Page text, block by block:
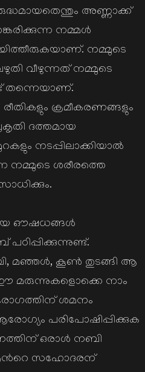
അണ്ണാക്ക്
നമ്മള്‍
നമ്മുടെ
വീഴുന്നത് നമ്മുടെ
തന്നെയാണ്.
ക്രമീകരണങ്ങളും
ദത്തമായ
നടപ്പിലാക്കിയാല്‍
ശരീരത്തെ
ഔഷധങ്ങള്‍
മഞ്ഞള്‍, കൂണ്‍ തുടങ്ങി ആ
ഈ മരുന്നുകളൊക്കെ നാം
ശമനം
പരിപോഷിപ്പിക്കുക
ഒരാള്‍ നബി
സഹോദരന്